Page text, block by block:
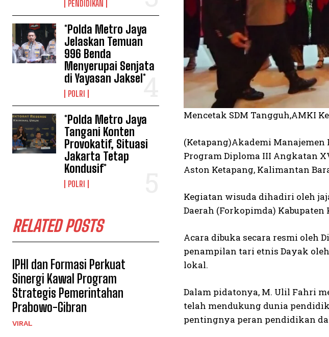
PENDIDIKAN
*Polda Metro Jaya
Jelaskan Temuan
996 Benda
Menyerupai Senjata
di Yayasan Jaksel*
POLRI
*Polda Metro Jaya
Tangani Konten
Provokatif, Situasi
Jakarta Tetap
Kondusif*
POLRI
RELATED POSTS
IPHI dan Formasi Perkuat
Sinergi Kawal Program
Strategis Pemerintahan
Prabowo-Gibran
VIRAL
Mencetak SDM Tangguh,AMKI
(Ketapang)Akademi
Program Diploma III Angkatan
Aston Ketapang, Kalimantan
Kegiatan wisuda dihadiri oleh
Daerah (Forkopimda)
Acara dibuka secara resmi oleh
penampilan tari etnis Dayak
lokal.
Dalam pidatonya, M. Ulil Fahri
telah mendukung dunia
pentingnya peran pendidikan